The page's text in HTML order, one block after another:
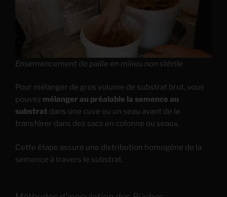
Ensemencement de paille en milieu non stérile
Pour mélanger de gros volume de substrat brut, vous
pouvez mélanger au préalable la semence au
substrat dans une cuve ou un seau avant de le
transférer dans des sacs en colonne ou seaux.
Cette étape assure une distribution homogène de la
semence à travers le substrat.